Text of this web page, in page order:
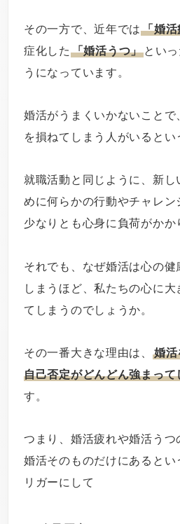
その一方で、近年では「婚
症化した 「婚活うつ」とい
うになっています。
婚活がうまくいかないこと
を損ねてしまう人がいるとい
就職活動と同じように、新し
めに何らかの行動やチャレン
少なりとも心身に負荷がかか
それでも、なぜ婚活は心の健
しまうほど、私たちの心に大
てしまうのでしょうか。
その一番大きな理由は、 婚活
自己否定がどんどん強まって
す。
つまり、婚活疲れや婚活うつ
婚活そのものだけにあるとい
リガーにして